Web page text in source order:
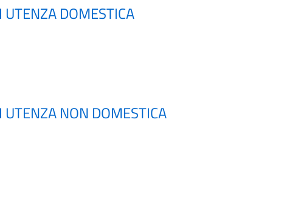
UTENZA DOMESTICA
UTENZA NON DOMESTICA